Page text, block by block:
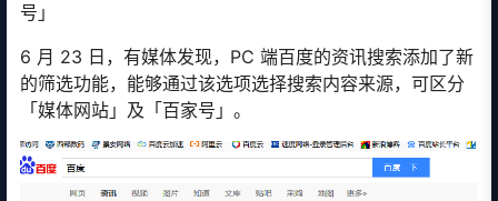
号」
6 月 23 日，有媒体发现，PC 端百度的资讯搜索添加了新
的筛选功能，能够通过该选项选择搜索内容来源，可区分
「媒体网站」及「百家号」。